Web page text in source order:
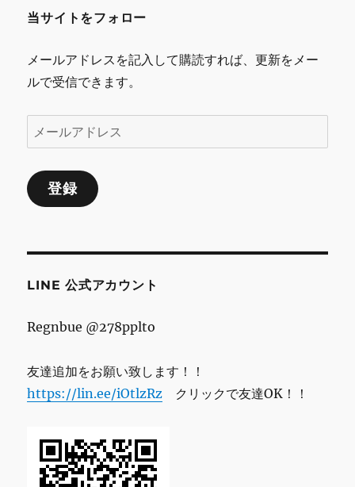
ー
シ
ョ
ン
当サイトをフォロー
メールアドレスを記入して購読すれば、更新をメー
ルで受信できます。
ー
ル
ア
ス
登録
LINE 公式アカウント
Regnbue @278pplto
友達追加をお願い致します！！
https://lin.ee/iOtlzRz クリックで友達OK！！